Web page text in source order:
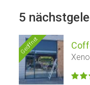
5
Geöffnet